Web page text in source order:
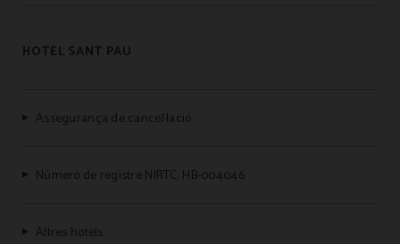
HOTEL SANT PAU
Assegurança de cancel·lació
Número de registre NIRTC: HB-004046
Altres hotels